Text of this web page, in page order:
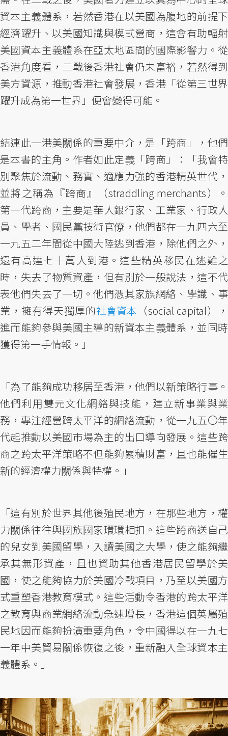
資本主義體系，若然香港在以美國為腹地的前提下
經濟躍升、以美國知識與模式營商，這會有助輻射
美國資本主義體系在亞太地區間的國際影響力。從
香港角度看，二戰後香港社會仍未富裕，若然得到
美方資源，推動香港社會發展，香港「從第三世界
躍升成為第一世界」便會變得可能。
結連此一港美關係的重要中介，是「跨商」，他們
是本書的主角。作者如此定義「跨商」：「我會特
別聚焦於流動、務實、適應力強的香港精英世代，
並將之稱為『跨商』（straddling merchants）。
第一代跨商，主要是華人銀行家、工業家、行政人
員、學者、國民黨技術官僚，他們都在一九四六至
一九五二年間從中國大陸逃到香港，除他們之外，
還有高達七十萬人到港。這些精英移民在逃難之
時，失去了物質資產，但有別於一般說法，這不代
表他們失去了一切。他們憑其家族網絡、學識、事
業，擁有得天獨厚的社會資本 （social capital），
進而能夠參與美國主導的新資本主義體系，並同時
獲得第一手情報。」
「為了能夠成功移居至香港，他們以新策略行事。
他們利用雙元文化網絡與技能，建立新事業與業
務，專注經營跨太平洋的網絡流動，從一九五〇年
代起推動以美國市場為主的出口導向發展。這些跨
商之跨太平洋策略不但能夠累積財富，且也能催生
新的經濟權力關係與特權。」
「這有別於世界其他後殖民地方，在那些地方，權
力關係往往與國族國家環環相扣。這些跨商送自己
的兒女到美國留學，入讀美國之大學，使之能夠繼
承其無形資產，且也資助其他香港居民留學於美
國，使之能夠協力於美國冷戰項目，乃至以美國方
式重塑香港教育模式。這些活動令香港的跨太平洋
之教育與商業網絡流動急速增長，香港這個英屬殖
民地因而能夠扮演重要角色，令中國得以在一九七
一年中美貿易關係恢復之後，重新融入全球資本主
義體系。」